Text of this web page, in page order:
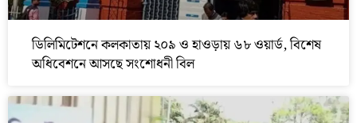
ডিলিমিটেশনে কলকাতায় ২০৯ ও হাওড়ায় ৬৮ ওয়ার্ড, বিশেষ
অধিবেশনে আসছে সংশোধনী বিল